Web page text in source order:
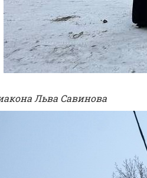
Льва Савинова